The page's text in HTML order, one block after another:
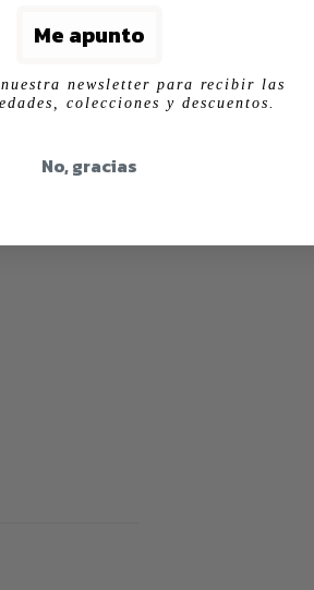
Me apunto
newsletter para recibir las
colecciones y descuentos.
No, gracias